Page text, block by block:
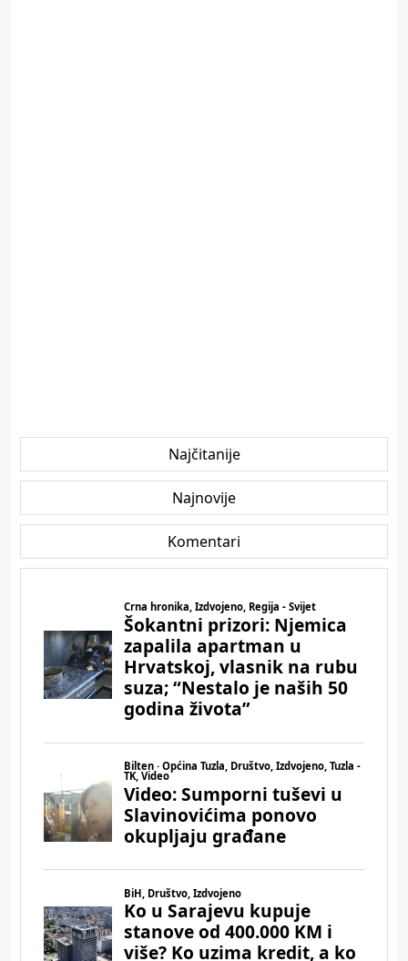
Najčitanije
Najnovije
Komentari